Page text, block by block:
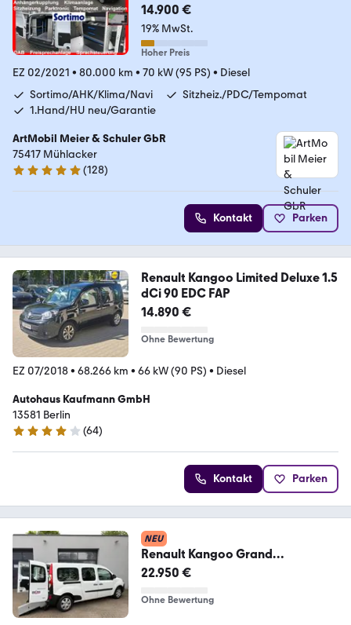
14.900 €
19% MwSt.
Hoher Preis
EZ 02/2021 • 80.000 km • 70 kW (95 PS) • Diesel
Sortimo/AHK/Klima/Navi
Sitzheiz./PDC/Tempomat
1.Hand/HU neu/Garantie
ArtMobil Meier & Schuler GbR
75417 Mühlacker
4.9 Sterne
(128)
Kontakt Parken
Renault Kangoo Limited Deluxe 1.5
dCi 90 EDC FAP
14.890 €
Ohne Bewertung
EZ 07/2018• 68.266 km • 66 kW (90 PS) • Diesel
Autohaus Kaufmann GmbH
13581 Berlin
3.8 Sterne
(64)
Kontakt Parken
NEU
Renault Kangoo Grand
Behindertengerecht
22.950 €
Ohne Bewertung